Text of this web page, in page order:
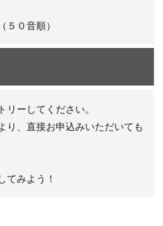
０音順）
ーしてください。
り、直接お申込みいただいても
てみよう！